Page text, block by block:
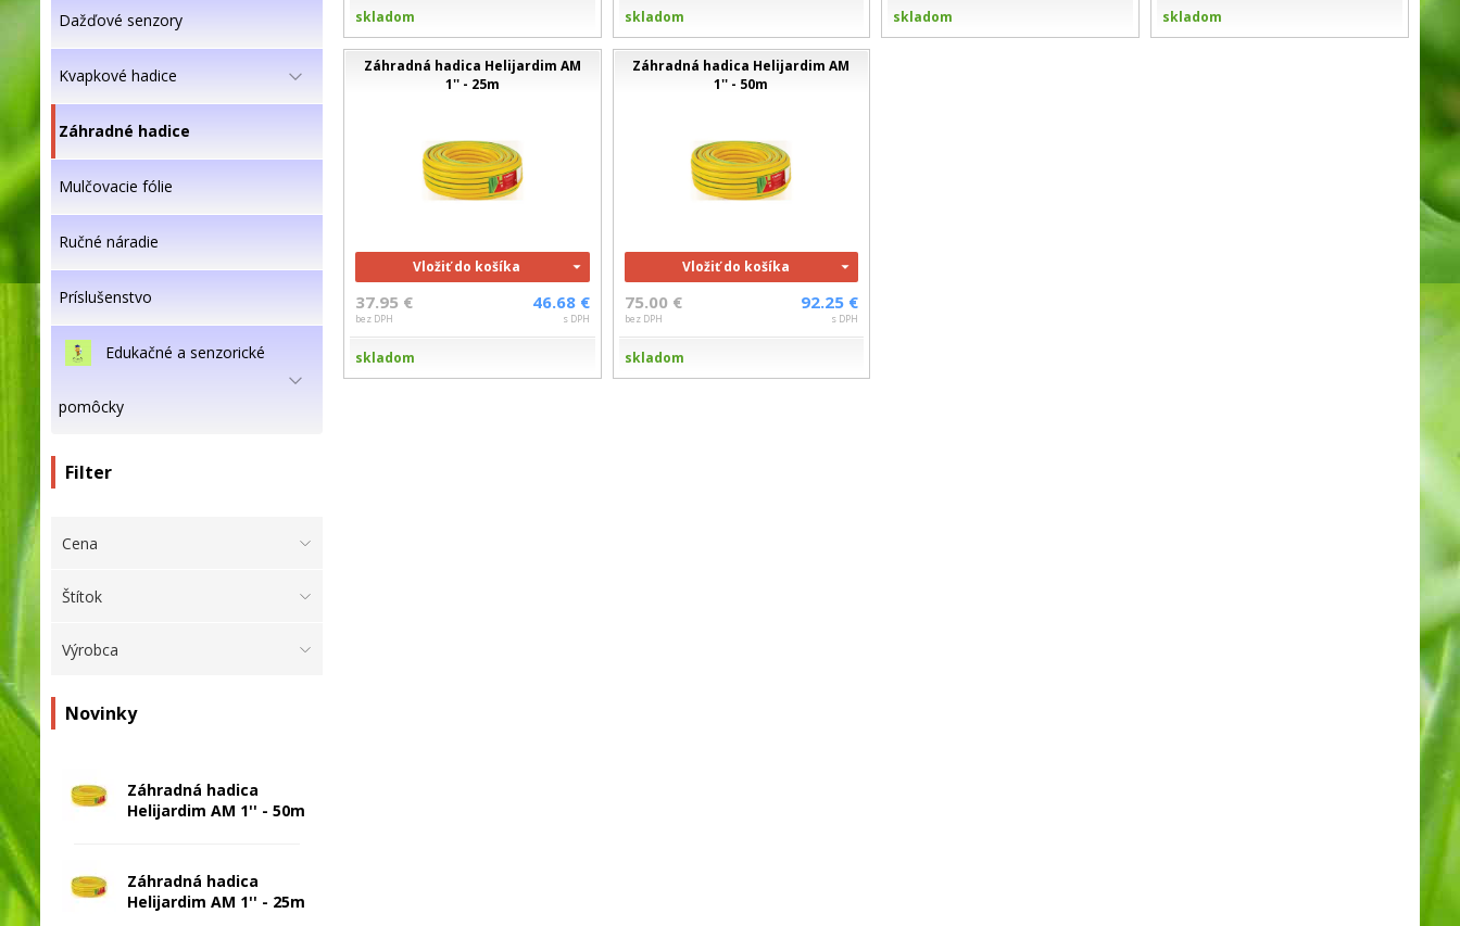
Dažďové senzory
Kvapkové hadice
Záhradné hadice
Mulčovacie fólie
Ručné náradie
Príslušenstvo
Edukačné a senzorické
pomôcky
Filter
Cena
Štítok
Výrobca
Novinky
Záhradná hadica
Helijardim AM 1'' - 50m
Záhradná hadica
Helijardim AM 1'' - 25m
skladom skladom skladom skladom
Záhradná hadica Helijardim AM
1'' - 25m
Vložiť do košíka
37.95 €
bez DPH
46.68 €
s DPH
skladom
Záhradná hadica Helijardim AM
1'' - 50m
Vložiť do košíka
75.00 €
bez DPH
92.25 €
s DPH
skladom